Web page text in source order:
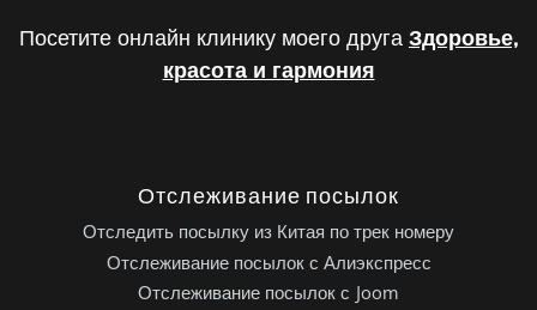
Посетите онлайн клинику моего друга Здоровье,
красота и гармония
Отслеживание посылок
Отследить посылку из Китая по трек номеру
Отслеживание посылок с Алиэкспресс
Отслеживание посылок с Joom